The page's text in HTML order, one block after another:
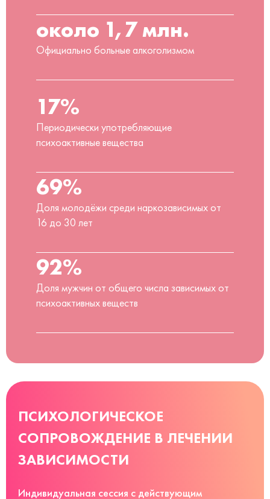
около 1,7 млн.
Официально больные алкоголизмом
17%
Периодически употребляющие
психоактивные вещества
69%
Доля молодёжи среди наркозависимых от
16 до 30 лет
92%
Доля мужчин от общего числа зависимых от
психоактивных веществ
ПСИХОЛОГИЧЕСКОЕ
СОПРОВОЖДЕНИЕ В ЛЕЧЕНИИ
ЗАВИСИМОСТИ
Индивидуальная сессия с действующим